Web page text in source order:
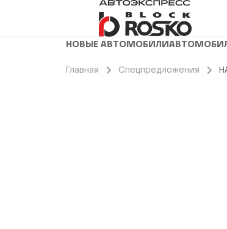
НОВЫЕ АВТОМОБИЛИ
Главная Спецпредложения